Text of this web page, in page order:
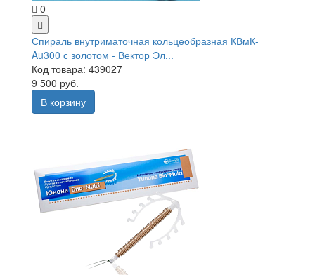
0
Спираль внутриматочная кольцеобразная КВмК-
Au300 с золотом - Вектор Эл...
Код товара: 439027
9 500 руб.
В корзину